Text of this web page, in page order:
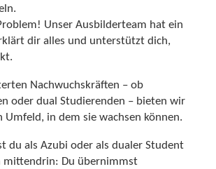
Unser Ausbilderteam hat ein
dir alles und unterstützt dich,
Nachwuchskräften – ob
oder dual Studierenden – bieten wir
Umfeld, in dem sie wachsen können.
du als Azubi oder als dualer Student
mittendrin: Du übernimmst